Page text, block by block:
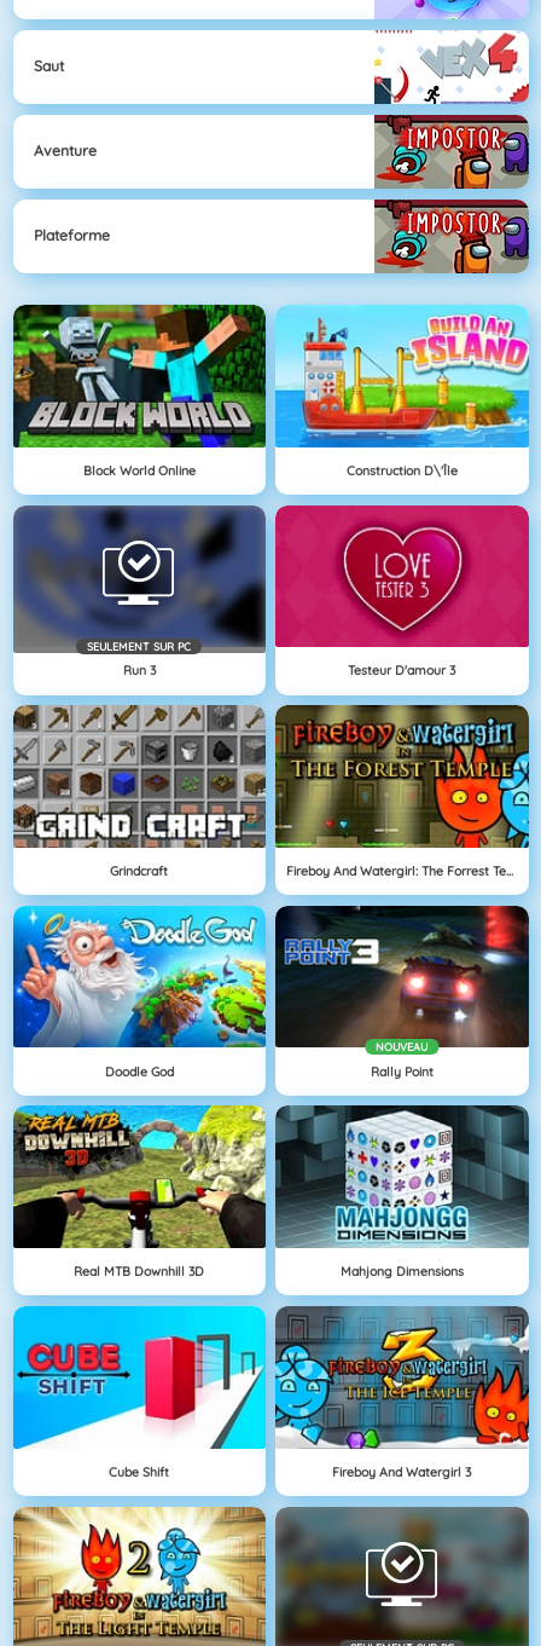
Saut
Aventure
Plateforme
Block World Online Construction D\'île
SEULEMENT SUR PC
Run 3 Testeur D'amour 3
Grindcraft Fireboy And Watergirl: The Forrest Temple
Doodle God
NOUVEAU
Rally Point
Real MTB Downhill 3D Mahjong Dimensions
Cube Shift Fireboy And Watergirl 3